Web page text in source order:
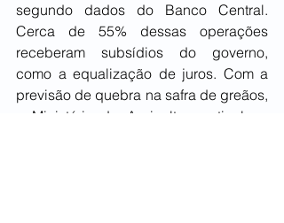
segundo dados do Banco Central.
Cerca de 55% dessas operações
receberam subsídios do governo,
como a equalização de juros. Com a
previsão de quebra na safra de greãos,
o Ministério da Agricultura articula a